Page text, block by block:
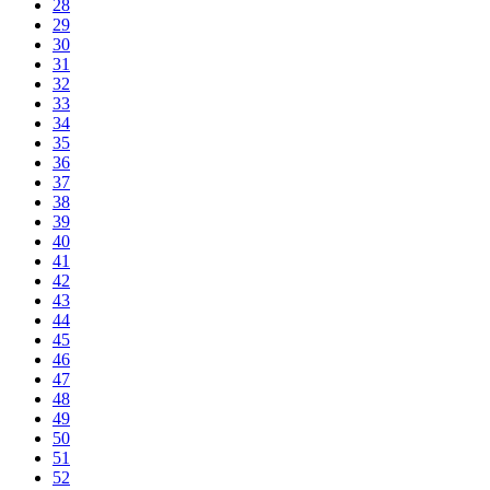
28
29
30
31
32
33
34
35
36
37
38
39
40
41
42
43
44
45
46
47
48
49
50
51
52